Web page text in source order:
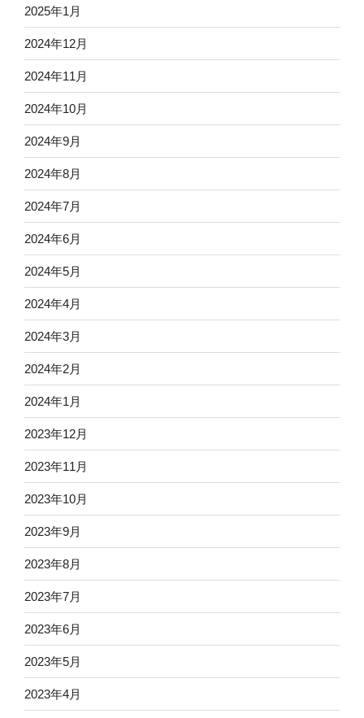
2025年1月
2024年12月
2024年11月
2024年10月
2024年9月
2024年8月
2024年7月
2024年6月
2024年5月
2024年4月
2024年3月
2024年2月
2024年1月
2023年12月
2023年11月
2023年10月
2023年9月
2023年8月
2023年7月
2023年6月
2023年5月
2023年4月